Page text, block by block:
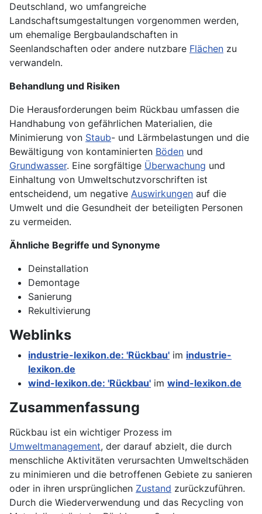
Deutschland, wo umfangreiche
Landschaftsumgestaltungen vorgenommen werden,
um ehemalige Bergbaulandschaften in
Seenlandschaften oder andere nutzbare Flächen zu
verwandeln.
Behandlung und Risiken
Die Herausforderungen beim Rückbau umfassen die
Handhabung von gefährlichen Materialien, die
Minimierung von Staub- und Lärmbelastungen und die
Bewältigung von kontaminierten Böden und
Grundwasser. Eine sorgfältige Überwachung und
Einhaltung von Umweltschutzvorschriften ist
entscheidend, um negative Auswirkungen auf die
Umwelt und die Gesundheit der beteiligten Personen
zu vermeiden.
Ähnliche Begriffe und Synonyme
Deinstallation
Demontage
Sanierung
Rekultivierung
Weblinks
industrie-lexikon.de: 'Rückbau' im industrie-
lexikon.de
wind-lexikon.de: 'Rückbau' im wind-lexikon.de
Zusammenfassung
Rückbau ist ein wichtiger Prozess im
Umweltmanagement, der darauf abzielt, die durch
menschliche Aktivitäten verursachten Umweltschäden
zu minimieren und die betroffenen Gebiete zu sanieren
oder in ihren ursprünglichen Zustand zurückzuführen.
Durch die Wiederverwendung und das Recycling von